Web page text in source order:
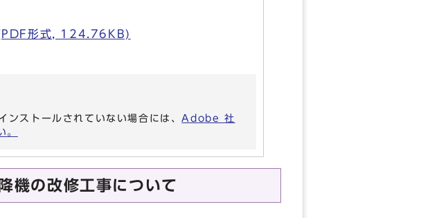
(PDF形式, 124.76KB)
ストールされていない場合には、Adobe 社
。
機の改修工事について